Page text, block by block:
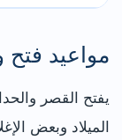
مواعيد
يفتح القصر
الميلاد وبعض